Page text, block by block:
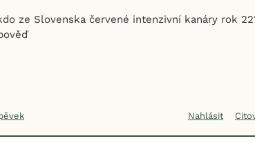
ze Slovenska červené intenzivní kanáry rok
Nahlásit